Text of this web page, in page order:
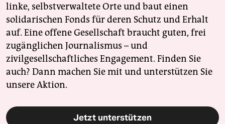
linke, selbstverwaltete Orte und baut einen
solidarischen Fonds für deren Schutz und Erhalt
auf. Eine offene Gesellschaft braucht guten, frei
zugänglichen Journalismus – und
zivilgesellschaftliches Engagement. Finden Sie
auch? Dann machen Sie mit und unterstützen Sie
unsere Aktion.
Jetzt unterstützen